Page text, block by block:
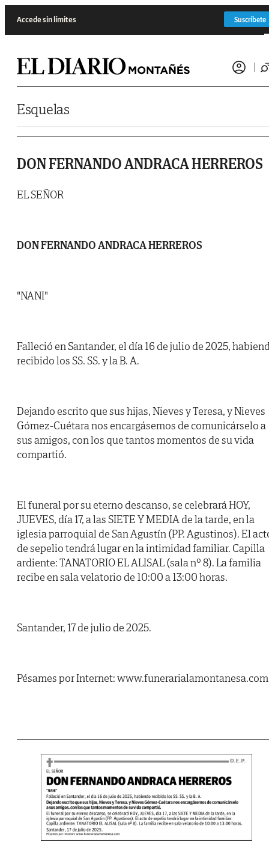
Accede sin límites Suscríbete
Esquelas
DON FERNANDO ANDRACA HERREROS
EL SEÑOR
DON FERNANDO ANDRACA HERREROS
"NANI"
Falleció en Santander, el día 16 de julio de 2025,
recibido los SS. SS. y la B. A.
Dejando escrito que sus hijas, Nieves y Teresa, y Nieves
Gómez-Cuétara nos encargásemos de comunicárselo a
sus amigos, con los que tantos momentos de su vida
compartió.
El funeral por su eterno descanso, se celebrará HOY,
JUEVES, día 17, a las SIETE Y MEDIA de la tarde, en la
iglesia parroquial de San Agustín (PP. Agustinos). El
de sepelio tendrá lugar en la intimidad familiar. Capilla
ardiente: TANATORIO EL ALISAL (sala nº 8). La familia
recibe en sala velatorio de 10:00 a 13:00 horas.
Santander, 17 de julio de 2025.
Pésames por Internet: www.funerarialamontanesa.com